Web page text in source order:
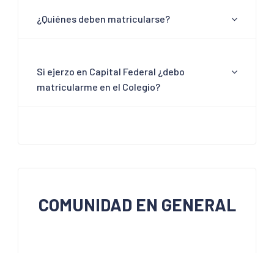
¿Quiénes deben matricularse?
Si ejerzo en Capital Federal ¿debo
matricularme en el Colegio?
COMUNIDAD EN GENERAL